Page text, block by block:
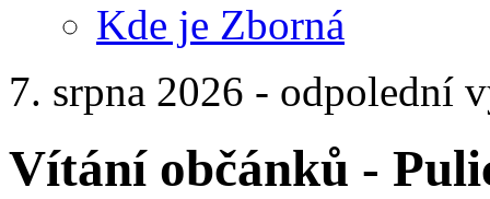
Kde je Zborná
7. srpna 2026 - odpolední
Vítání občánků -